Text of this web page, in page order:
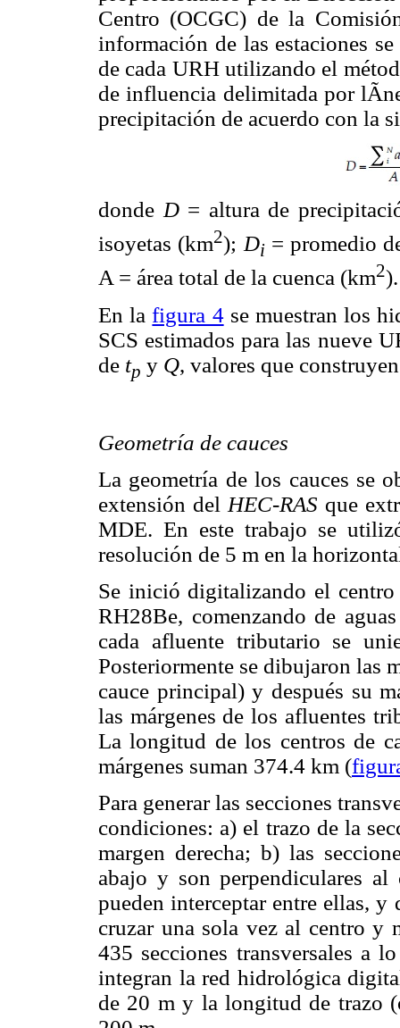
Centro (OCGC) de la
información de las estaciones
de cada URH utilizando el
de influencia delimitada por
precipitación de acuerdo con la
donde D= altura de
isoyetas (km2); Di= promedio
A = área total de la cuenca (km2).
En lafigura 4se muestran los
SCS estimados para las nueve
de tp y Q, valores que
Geometría de cauces
La geometría de los cauces se
extensión del HEC-RAS que
MDE. En este trabajo se
resolución de 5 m en la
Se inició digitalizando el
RH28Be, comenzando de
cada afluente tributario se
Posteriormente se dibujaron las
cauce principal) y después su
las márgenes de los afluentes
La longitud de los centros de
márgenes suman 374.4 km (
Para generar las secciones
condiciones: a) el trazo de la
margen derecha; b) las
abajo y son perpendiculares
pueden interceptar entre ellas, y
cruzar una sola vez al centro y
435 secciones transversales a
integran la red hidrológica
de 20 m y la longitud de trazo